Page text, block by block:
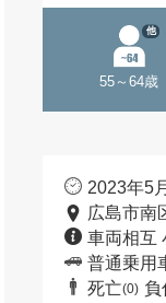
55～64歳
他
2023年5
広島市南
車両相互
普通乗用
死亡(0) 負